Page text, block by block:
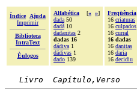
Índice
Ajuda
Imprimir
Biblioteca
IntraText
Èulogos
Alfabética [« »]
dada 50
dadã 10
dadanitas 2
dadas 16
dádiva 1
dádivas 1
dado 139
Freqüência
16 criaturas
16 culpados
16 curral
16 dadas
16 danitas
16 daria
16 decidiu
Livro  Capítulo,Verso